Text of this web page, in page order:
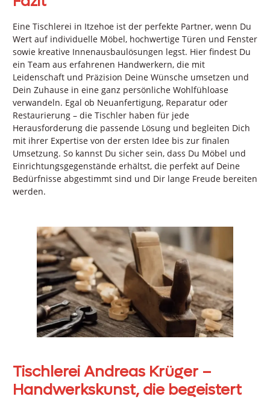
Eine Tischlerei in Itzehoe ist der perfekte Partner, wenn Du
Wert auf individuelle Möbel, hochwertige Türen und Fenster
sowie kreative Innenausbaulösungen legst. Hier findest Du
ein Team aus erfahrenen Handwerkern, die mit
Leidenschaft und Präzision Deine Wünsche umsetzen und
Dein Zuhause in eine ganz persönliche Wohlfühloase
verwandeln. Egal ob Neuanfertigung, Reparatur oder
Restaurierung – die Tischler haben für jede
Herausforderung die passende Lösung und begleiten Dich
mit ihrer Expertise von der ersten Idee bis zur finalen
Umsetzung. So kannst Du sicher sein, dass Du Möbel und
Einrichtungsgegenstände erhältst, die perfekt auf Deine
Bedürfnisse abgestimmt sind und Dir lange Freude bereiten
werden.
Tischlerei Andreas Krüger –
Handwerkskunst, die begeistert